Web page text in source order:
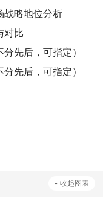
战略地位分析
对比
先后，可指定）
先后，可指定）
- 收起图表